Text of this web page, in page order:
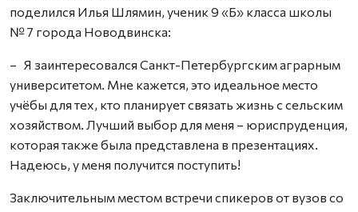
поделился Илья Шлямин, ученик 9 «Б» класса школы
№ 7 города Новодвинска:
– Я заинтересовался Санкт-Петербургским аграрным
университетом. Мне кажется, это идеальное место
учёбы для тех, кто планирует связать жизнь с сельским
хозяйством. Лучший выбор для меня – юриспруденция,
которая также была представлена в презентациях.
Надеюсь, у меня получится поступить!
Заключительным местом встречи спикеров от вузов со